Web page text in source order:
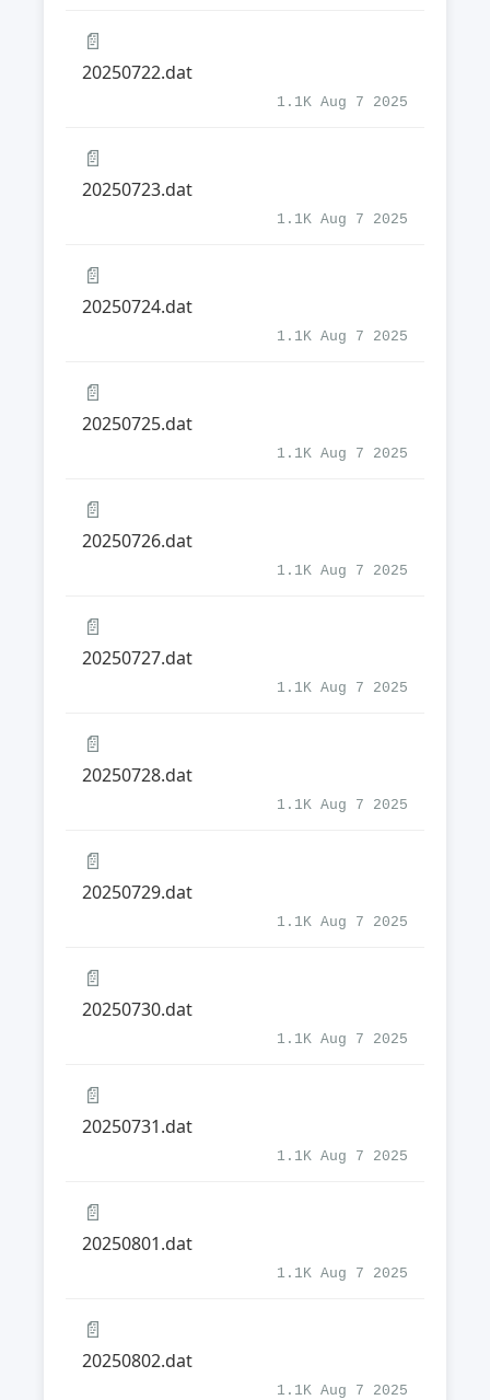
📄
20250722.dat
1.1K Aug 7 2025
📄
20250723.dat
1.1K Aug 7 2025
📄
20250724.dat
1.1K Aug 7 2025
📄
20250725.dat
1.1K Aug 7 2025
📄
20250726.dat
1.1K Aug 7 2025
📄
20250727.dat
1.1K Aug 7 2025
📄
20250728.dat
1.1K Aug 7 2025
📄
20250729.dat
1.1K Aug 7 2025
📄
20250730.dat
1.1K Aug 7 2025
📄
20250731.dat
1.1K Aug 7 2025
📄
20250801.dat
1.1K Aug 7 2025
📄
20250802.dat
1.1K Aug 7 2025